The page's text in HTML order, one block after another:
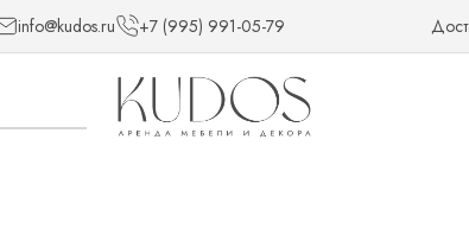
info@kudos.ru +7 (995) 991-05-79